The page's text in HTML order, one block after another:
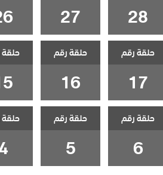
28
27
حلقة رقم
17
حلقة رقم
16
حلقة رقم
6
حلقة رقم
5